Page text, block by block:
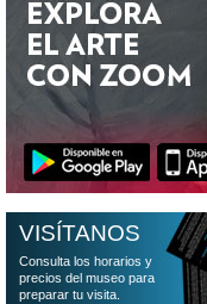
VISÍTANOS
Consulta los horarios y
precios del museo para
preparar tu visita.